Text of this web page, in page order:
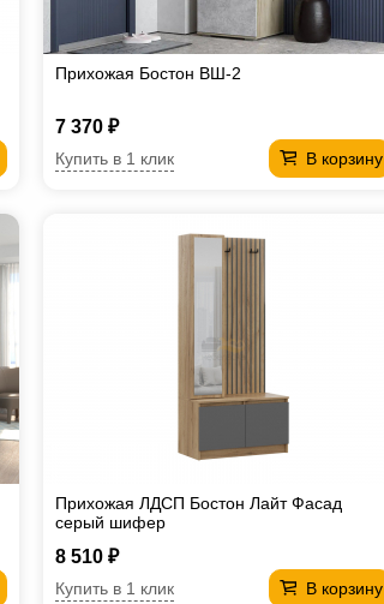
Прихожая Бостон ВШ-2
7 370 ₽
В корзину
Купить в 1 клик
Прихожая ЛДСП Бостон Лайт Фасад
серый шифер
8 510 ₽
В корзину
Купить в 1 клик